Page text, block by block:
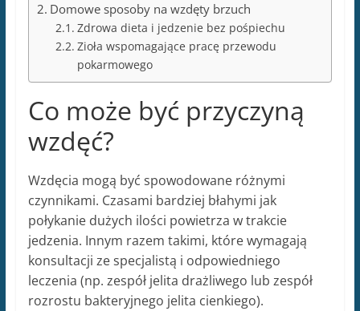
Domowe sposoby na wzdęty brzuch
Zdrowa dieta i jedzenie bez pośpiechu
Zioła wspomagające pracę przewodu
pokarmowego
Co może być przyczyną
wzdęć?
Wzdęcia mogą być spowodowane różnymi
czynnikami. Czasami bardziej błahymi jak
połykanie dużych ilości powietrza w trakcie
jedzenia. Innym razem takimi, które wymagają
konsultacji ze specjalistą i odpowiedniego
leczenia (np. zespół jelita drażliwego lub zespół
rozrostu bakteryjnego jelita cienkiego).